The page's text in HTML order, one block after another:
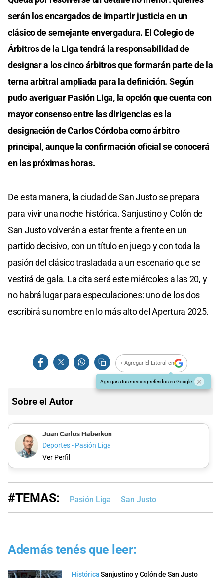
serán los encargados de impartir justicia en un
clásico de semejante envergadura. El Colegio de
Árbitros de la Liga tendrá la responsabilidad de
designar a los cinco árbitros que formarán parte de la
terna arbitral ampliada para la definición. Según
pudo averiguar Pasión Liga, la opción que cuenta con
mayor consenso entre las dirigencias es la
designación de Carlos Córdoba como árbitro
principal, aunque la confirmación oficial se conocerá
en las próximas horas.
De esta manera, la ciudad de San Justo se prepara
para vivir una noche histórica. Sanjustino y Colón de
San Justo volverán a estar frente a frente en un
partido decisivo, con un título en juego y con toda la
pasión del clásico trasladada a un escenario que se
vestirá de gala. La cita será este miércoles a las 20, y
no habrá lugar para especulaciones: uno de los dos
escribirá su nombre en lo más alto del Apertura 2025.
+ Agregar El Litoral en
Agregar a tus medios preferidos en Google
Sobre el Autor
Juan Carlos Haberkon
Deportes - Pasión Liga
Ver Perfil
#TEMAS: Pasión Liga San Justo
Además tenés que leer:
HistóricaSanjustino y Colón de San Justo